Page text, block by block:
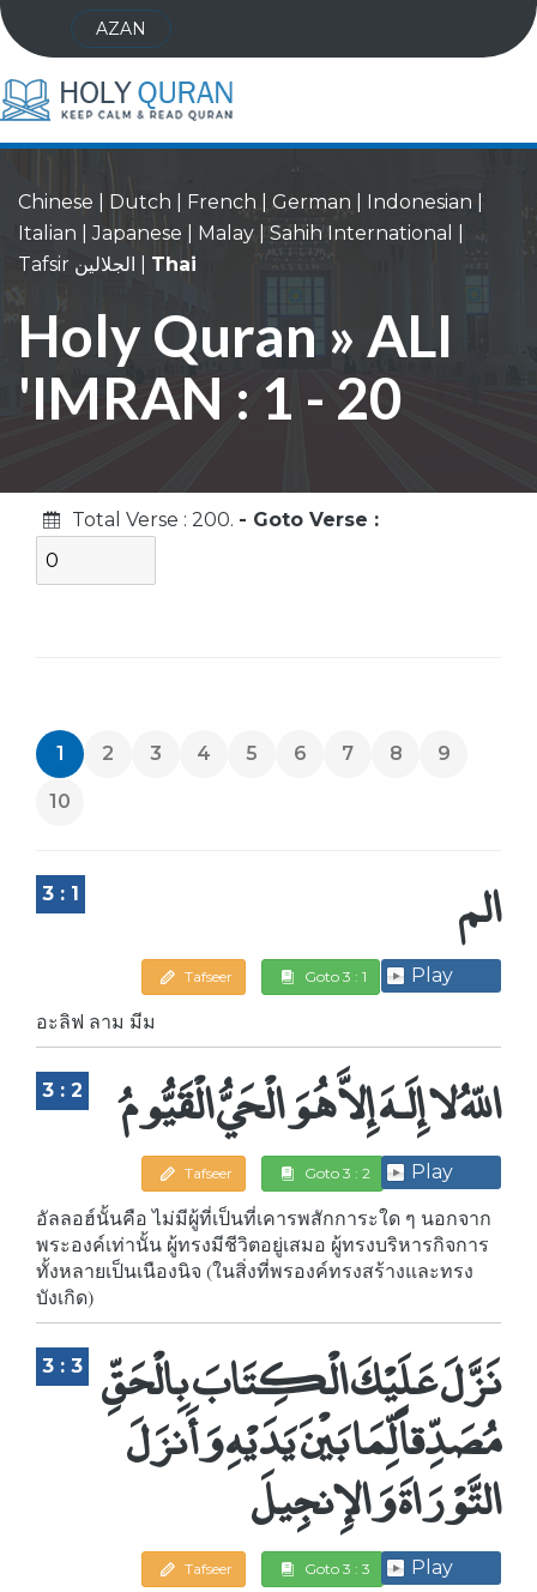
AZAN
Chinese Dutch French German Indonesian
Italian |Japanese Malay Sahih International
Tafsir الجلالين
Thai
Holy Quran » ALI
'IMRAN : 1 - 20
Total Verse : 200. - Goto Verse :
1 2 3 4 5 6 7 8 9
10
3 : 1 الم
Tafseer Goto 3 : 1 Play
อะลิฟ ลาม มีม
3 : 2 اللّهُ لا إِلَـهَ إِلاَّ هُوَ الْحَيُّ الْقَيُّومُ
Tafseer Goto 3 : 2 Play
อัลลอฮ์นั้นคือ ไม่มีผู้ที่เป็นที่เคารพสักการะใด ๆ นอกจาก
พระองค์เท่านั้น ผู้ทรงมีชีวิตอยู่เสมอ ผู้ทรงบริหารกิจการ
ทั้งหลายเป็นเนืองนิจ (ในสิ่งที่พรองค์ทรงสร้างและทรง
บังเกิด)
3 : 3 نَزَّلَ عَلَيْكَ الْكِتَابَ بِالْحَقِّ
مُصَدِّقاً لِّمَا بَيْنَ يَدَيْهِ وَأَنزَلَ
التَّوْرَاةَ وَالإِنجِيلَ
Tafseer Goto 3 : 3 Play